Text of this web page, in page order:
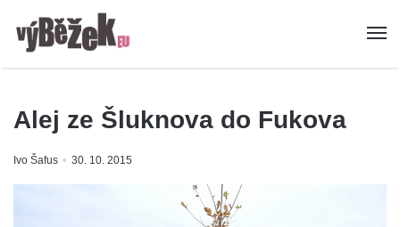
Alej ze Šluknova do Fukova
Ivo Šafus 30. 10. 2015